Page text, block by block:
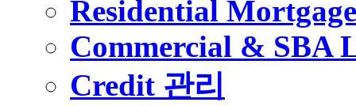
Residential Mortgage
Commercial & SBA
Credit 관리